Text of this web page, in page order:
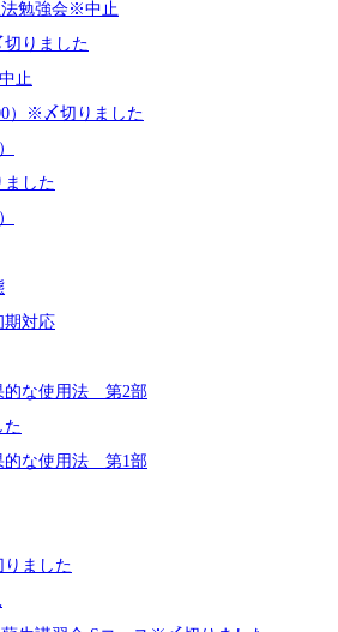
勉強会※中止
りました
止
）※〆切りました
した
期対応
的な使用法 第2部
的な使用法 第1部
ました